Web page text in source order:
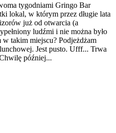
tygodniami Gringo Bar
lokal, w którym przez długie lata
już od otwarcia (a
ludźmi i nie można było
w takim miejscu? Podjeżdżam
Jest pusto. Ufff... Trwa
później...